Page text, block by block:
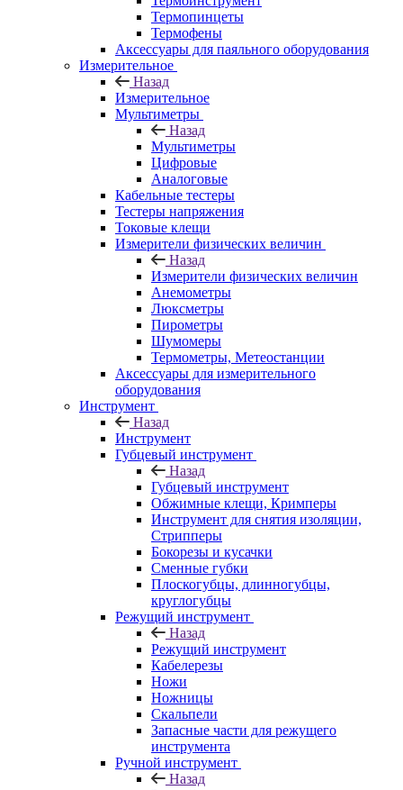
Термопинцеты
Термофены
Аксессуары для паяльного оборудования
Измерительное
Назад
Измерительное
Мультиметры
Назад
Мультиметры
Цифровые
Аналоговые
Кабельные тестеры
Тестеры напряжения
Токовые клещи
Измерители физических величин
Назад
Измерители физических величин
Анемометры
Люксметры
Пирометры
Шумомеры
Термометры, Метеостанции
Аксессуары для измерительного
оборудования
Инструмент
Назад
Инструмент
Губцевый инструмент
Назад
Губцевый инструмент
Обжимные клещи, Кримперы
Инструмент для снятия изоляции,
Стрипперы
Бокорезы и кусачки
Сменные губки
Плоскогубцы, длинногубцы,
круглогубцы
Режущий инструмент
Назад
Режущий инструмент
Кабелерезы
Ножи
Ножницы
Скальпели
Запасные части для режущего
инструмента
Ручной инструмент
Назад